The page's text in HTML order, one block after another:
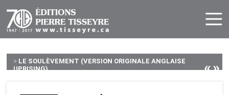
> LE SOULÈVEMENT (VERSION ORIGINALE ANGLAISE
UPRISING)...
«»